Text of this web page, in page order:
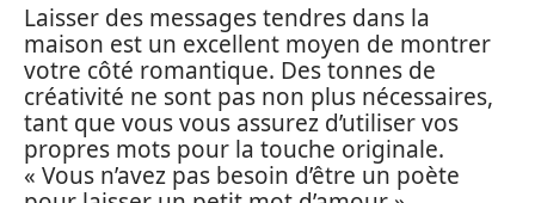
Laisser des messages tendres dans la
maison est un excellent moyen de montrer
votre côté romantique. Des tonnes de
créativité ne sont pas non plus nécessaires,
tant que vous vous assurez d’utiliser vos
propres mots pour la touche originale.
« Vous n’avez pas besoin d’être un poète